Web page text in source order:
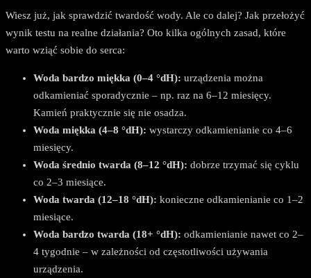
Wiesz już, jak sprawdzić twardość wody. Ale co dalej? Jak przełożyć
wynik testu na realne działania? Oto kilka ogólnych zasad, które
warto wziąć sobie do serca:
Woda bardzo miękka (0–4 °dH): urządzenia można
odkamieniać sporadycznie – np. raz na 6–12 miesięcy.
Kamień praktycznie się nie osadza.
Woda miękka (4–8 °dH): wystarczy odkamienianie co 4–6
miesięcy.
Woda średnio twarda (8–12 °dH): dobrze trzymać się cyklu
co 2–3 miesiące.
Woda twarda (12–18 °dH): konieczne odkamienianie co 1–2
miesiące.
Woda bardzo twarda (18+ °dH): odkamienianie nawet co 2–
4 tygodnie – w zależności od częstotliwości używania
urządzenia.